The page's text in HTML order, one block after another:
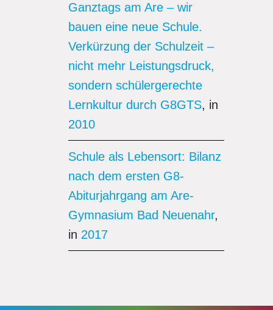
Ganztags am Are – wir
bauen eine neue Schule.
Verkürzung der Schulzeit –
nicht mehr Leistungsdruck,
sondern schülergerechte
Lernkultur durch G8GTS, in
2010
Schule als Lebensort: Bilanz
nach dem ersten G8-
Abiturjahrgang am Are-
Gymnasium Bad Neuenahr,
in 2017